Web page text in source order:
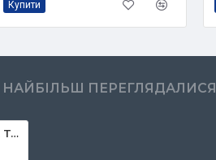
Купити
НАЙБІЛЬШ ПЕРЕГЛЯДАЛИСЯ
Варочна поверхня PRIME Technics PGH 50053 FGBIXC